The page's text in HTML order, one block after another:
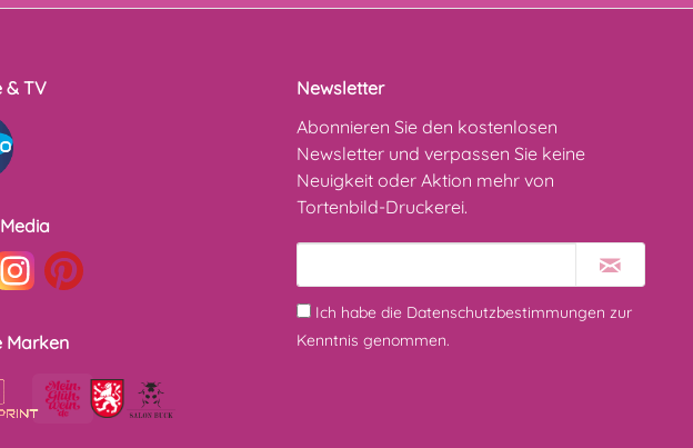
& TV
Marken
Newsletter
Abonnieren Sie den kostenlosen
Newsletter und verpassen Sie keine
Neuigkeit oder Aktion mehr von
Tortenbild-Druckerei.
Ich habe die Datenschutzbestimmungen zur
Kenntnis genommen.